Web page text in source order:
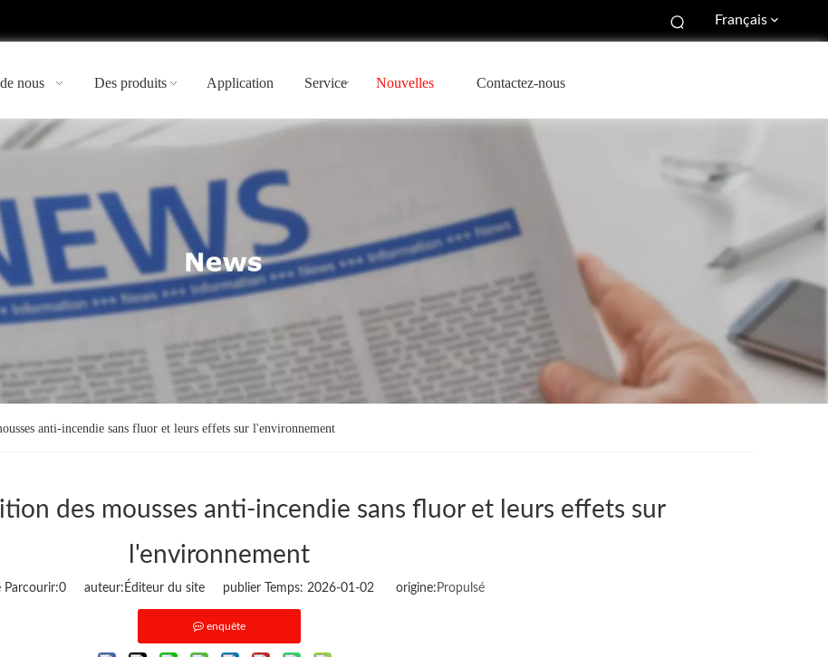
Français
nous Des produits Application Service Nouvelles Contactez-nous
anti-incendie sans fluor et leurs effets sur l'environnement
des mousses anti-incendie sans fluor et leurs effets sur
l'environnement
Parcourir:0auteur:Éditeur du site publier Temps: 2026-01-02 origine: Propulsé
enquête